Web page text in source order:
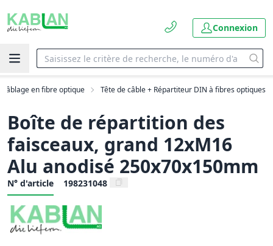
Connexion
Câblage en fibre optique Tête de câble + Répartiteur DIN à fibres optiques
Boîte de répartition des
faisceaux, grand 12xM16
Alu anodisé 250x70x150mm
N° d'article 198231048